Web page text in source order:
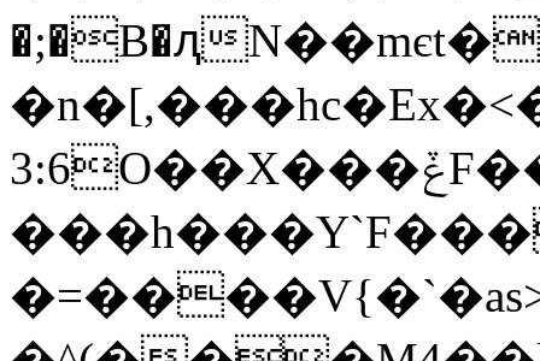
�;�B�ԯ
3:6O��X���ݞF��-�6ٝ,s�KS|B;/